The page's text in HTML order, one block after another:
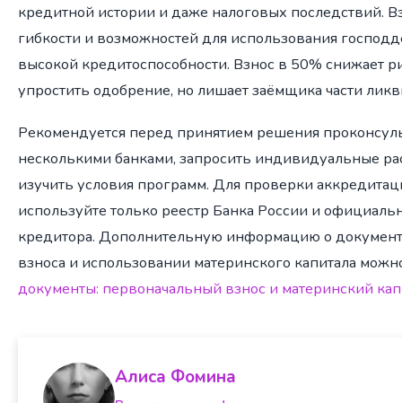
кредитной истории и даже налоговых последствий.
гибкости и возможностей для использования
высокой кредитоспособности. Взнос в 50% снижает
упростить одобрение, но лишает заёмщика части
Рекомендуется перед принятием решения
несколькими банками, запросить индивидуальные
изучить условия программ. Для проверки
используйте только реестр Банка России и
кредитора. Дополнительную информацию о
взноса и использовании материнского капитала
документы: первоначальный взнос и материнский
Алиса Фомина